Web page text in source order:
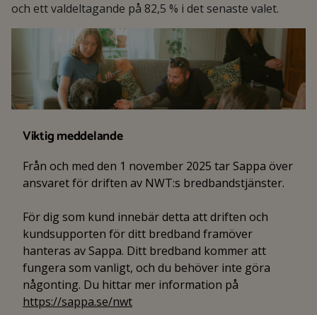
och ett valdeltagande på 82,5 % i det senaste valet.
Viktig meddelande
Från och med den 1 november 2025 tar Sappa över
ansvaret för driften av NWT:s bredbandstjänster.
För dig som kund innebär detta att driften och
kundsupporten för ditt bredband framöver
hanteras av Sappa. Ditt bredband kommer att
fungera som vanligt, och du behöver inte göra
någonting. Du hittar mer information på
https://sappa.se/nwt